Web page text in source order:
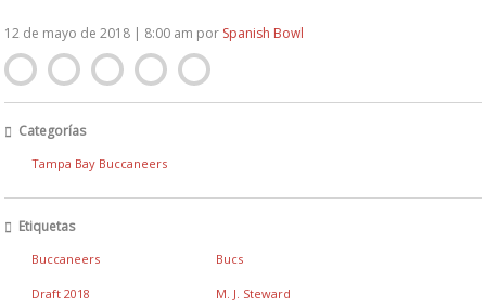
12 de mayo de 2018 | 8:00 am por Spanish Bowl
Categorías
Tampa Bay Buccaneers
Etiquetas
Buccaneers Bucs
Draft 2018 M. J. Steward